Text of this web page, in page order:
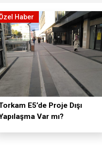
Haber
E5’de Proje Dışı
Var mı?